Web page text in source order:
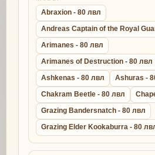
Abraxion - 80 лвл
Andreas Captain of the Royal
Arimanes - 80 лвл
Arimanes of Destruction - 80 лвл
Ashkenas - 80 лвл
Ashuras -
Chakram Beetle - 80 лвл
Grazing Bandersnatch - 80 лвл
Grazing Elder Kookaburra - 80